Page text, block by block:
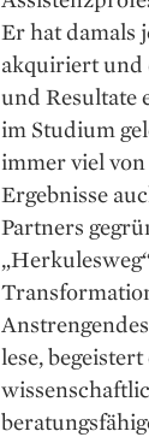
Er hat damals
akquiriert und
und Resultate
im Studium
immer viel
Ergebnisse
Partners
lese,